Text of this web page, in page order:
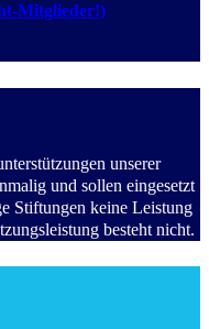
Mitglieder!)
unserer
und sollen eingesetzt
Stiftungen keine Leistung
besteht nicht.